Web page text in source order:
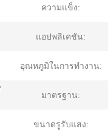
ความแข็ง:
แอปพลิเคชัน:
อุณหภูมิในการทำงาน:
มาตรฐาน:
ขนาดรูรับแสง: